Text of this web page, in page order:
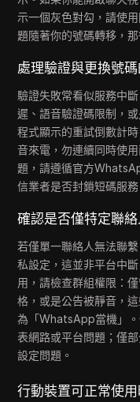
示一個灰色對勾，請使
題隨著你的號碼轉移，
處理驗證與更換號
驗證失敗常看似服務中
遲、語音驗證碼限制，
程式顯示的重試倒數計
音來電，勿連續同時使
題，請遵循官方
信業者是否封鎖短碼服務
確認是否僅特定聯
若僅單一聯絡人無法聯
私設定，這並非平台中
用，請檢查群組權限：
格，或是公告被靜音，
為「WhatsApp當機」
表網路或平台問題；僅
設定問題。
行動裝置可正常使